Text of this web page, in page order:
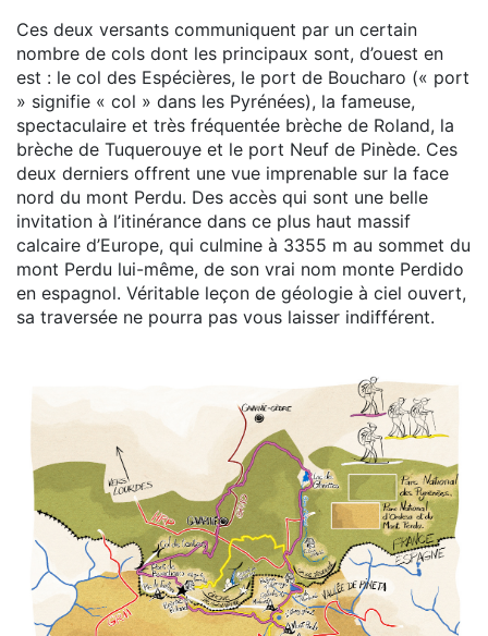
Ces deux versants communiquent par un certain
nombre de cols dont les principaux sont, d’ouest en
est : le col des Espécières, le port de Boucharo (« port
» signifie « col » dans les Pyrénées), la fameuse,
spectaculaire et très fréquentée brèche de Roland, la
brèche de Tuquerouye et le port Neuf de Pinède. Ces
deux derniers offrent une vue imprenable sur la face
nord du mont Perdu. Des accès qui sont une belle
invitation à l’itinérance dans ce plus haut massif
calcaire d’Europe, qui culmine à 3355 m au sommet du
mont Perdu lui-même, de son vrai nom monte Perdido
en espagnol. Véritable leçon de géologie à ciel ouvert,
sa traversée ne pourra pas vous laisser indifférent.